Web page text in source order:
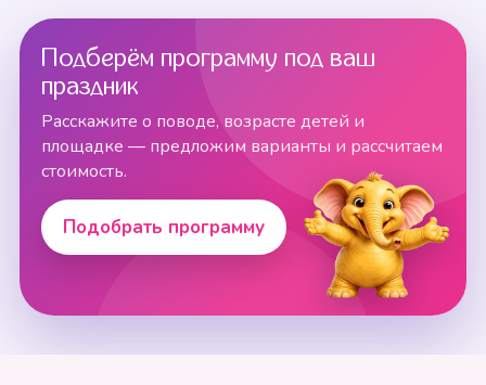
Подберём программу под ваш
праздник
Расскажите о поводе, возрасте детей и
площадке — предложим варианты и рассчитаем
стоимость.
Подобрать программу